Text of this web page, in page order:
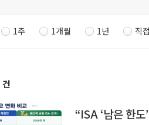
1주 1개월 1년 직
건
“ISA ‘남은 한